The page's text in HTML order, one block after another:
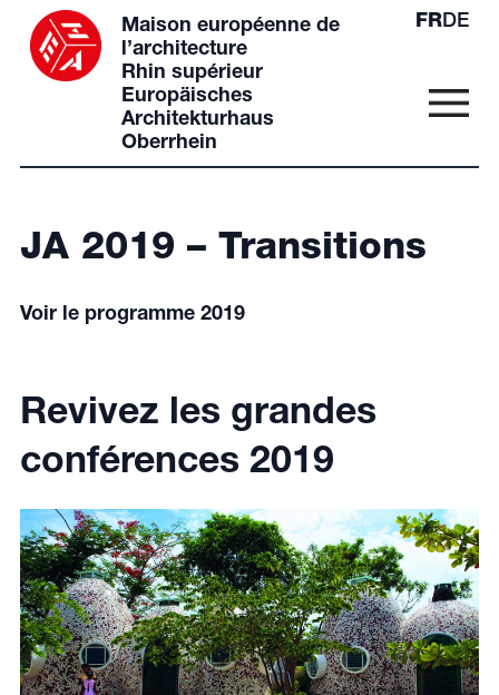
Maison européenne de
l’architecture
Rhin supérieur
Europäisches
Architekturhaus
Oberrhein
FRDE
JA 2019 – Transitions
Voir le programme 2019
Revivez les grandes
conférences 2019